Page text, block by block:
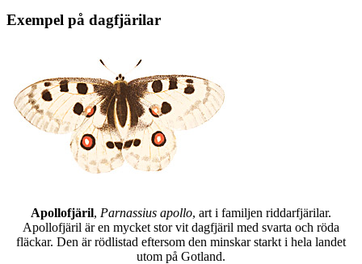
Exempel på dagfjärilar
Apollofjäril, Parnassius apollo, art i familjen riddarfjärilar.
Apollofjäril är en mycket stor vit dagfjäril med svarta och röda
fläckar. Den är rödlistad eftersom den minskar starkt i hela landet
utom på Gotland.